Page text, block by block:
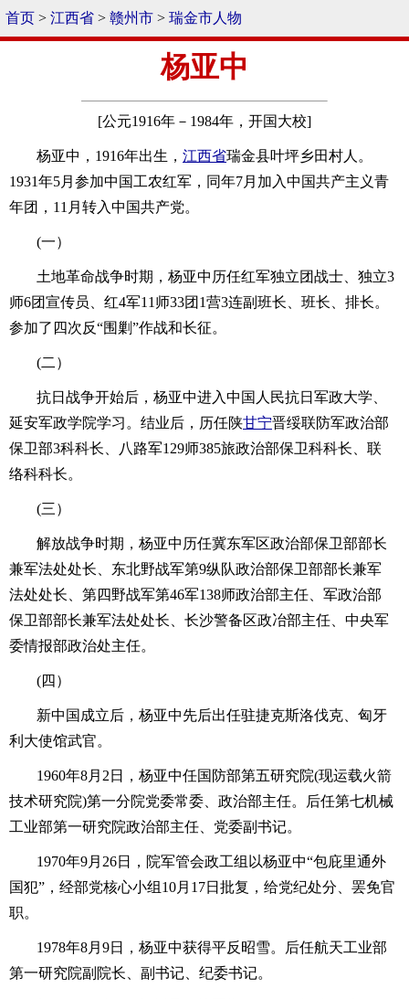
首页 > 江西省 > 赣州市 > 瑞金市人物
杨亚中
[公元1916年－1984年，开国大校]
杨亚中，1916年出生， 江西省瑞金县叶坪乡田村人。
1931年5月参加中国工农红军，同年7月加入中国共产主义青
年团，11月转入中国共产党。
(一）
土地革命战争时期，杨亚中历任红军独立团战士、独立3
师6团宣传员、红4军11师33团1营3连副班长、班长、排长。
参加了四次反“围剿”作战和长征。
(二）
抗日战争开始后，杨亚中进入中国人民抗日军政大学、
延安军政学院学习。结业后，历任陕甘宁晋绥联防军政治部
保卫部3科科长、八路军129师385旅政治部保卫科科长、联
络科科长。
(三）
解放战争时期，杨亚中历任冀东军区政治部保卫部部长
兼军法处处长、东北野战军第9纵队政治部保卫部部长兼军
法处处长、第四野战军第46军138师政治部主任、军政治部
保卫部部长兼军法处处长、长沙警备区政冶部主任、中央军
委情报部政治处主任。
(四）
新中国成立后，杨亚中先后出任驻捷克斯洛伐克、匈牙
利大使馆武官。
1960年8月2日，杨亚中任国防部第五研究院(现运载火箭
技术研究院)第一分院党委常委、政治部主任。后任第七机械
工业部第一研究院政治部主任、党委副书记。
1970年9月26日，院军管会政工组以杨亚中“包庇里通外
国犯”，经部党核心小组10月17日批复，给党纪处分、罢免官
职。
1978年8月9日，杨亚中获得平反昭雪。后任航天工业部
第一研究院副院长、副书记、纪委书记。